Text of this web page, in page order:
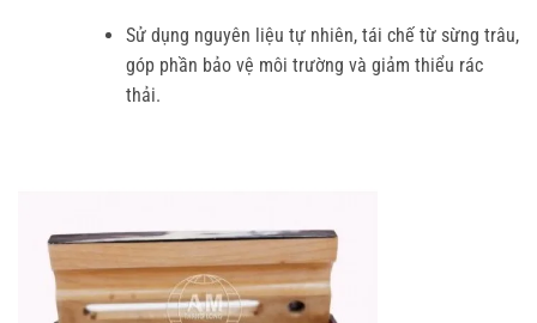
Sử dụng nguyên liệu tự nhiên, tái chế từ sừng trâu,
góp phần bảo vệ môi trường và giảm thiểu rác
thải.